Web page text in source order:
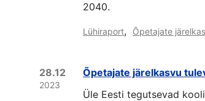
2040.
Lühiraport, Õpetajate
28.12
2023
Õpetajate järelkasvu
Üle Eesti tegutsevad